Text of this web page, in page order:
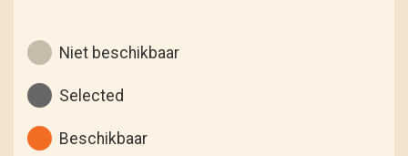
Niet beschikbaar
Selected
Beschikbaar